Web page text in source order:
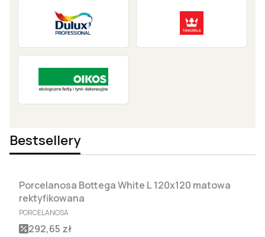
Bestsellery
Okazja
Bestseller
Porcelanosa Bottega White L 120x120 matowa
rektyfikowana
PRODUCENT
PORCELANOSA
Cena promocyjna
292,65 zł